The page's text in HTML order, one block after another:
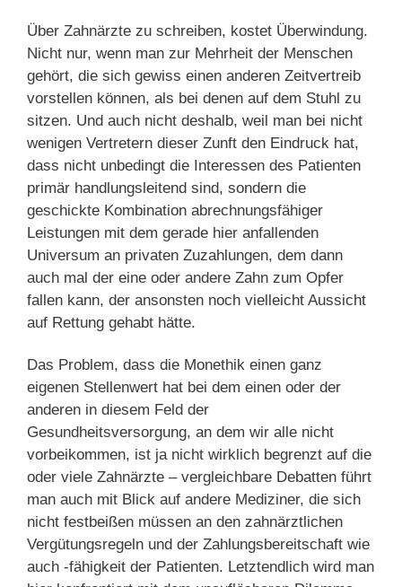
Über Zahnärzte zu schreiben, kostet Überwindung.
Nicht nur, wenn man zur Mehrheit der Menschen
gehört, die sich gewiss einen anderen Zeitvertreib
vorstellen können, als bei denen auf dem Stuhl zu
sitzen. Und auch nicht deshalb, weil man bei nicht
wenigen Vertretern dieser Zunft den Eindruck hat,
dass nicht unbedingt die Interessen des Patienten
primär handlungsleitend sind, sondern die
geschickte Kombination abrechnungsfähiger
Leistungen mit dem gerade hier anfallenden
Universum an privaten Zuzahlungen, dem dann
auch mal der eine oder andere Zahn zum Opfer
fallen kann, der ansonsten noch vielleicht Aussicht
auf Rettung gehabt hätte.
Das Problem, dass die Monethik einen ganz
eigenen Stellenwert hat bei dem einen oder der
anderen in diesem Feld der
Gesundheitsversorgung, an dem wir alle nicht
vorbeikommen, ist ja nicht wirklich begrenzt auf die
oder viele Zahnärzte – vergleichbare Debatten führt
man auch mit Blick auf andere Mediziner, die sich
nicht festbeißen müssen an den zahnärztlichen
Vergütungsregeln und der Zahlungsbereitschaft wie
auch -fähigkeit der Patienten. Letztendlich wird man